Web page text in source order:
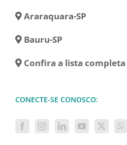
Araraquara-SP
Bauru-SP
Confira a lista completa
CONECTE-SE CONOSCO: